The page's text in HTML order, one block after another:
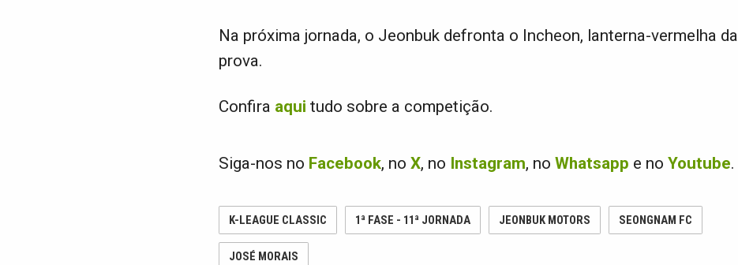
Na próxima jornada, o Jeonbuk defronta o Incheon, lanterna-vermelha da
prova.
Confira aqui tudo sobre a competição.
Siga-nos no Facebook, noX, no Instagram, noWhatsapp e noYoutube.
K-LEAGUE CLASSIC 1ª FASE - 11ª JORNADA JEONBUK MOTORS SEONGNAM FC
JOSÉ MORAIS